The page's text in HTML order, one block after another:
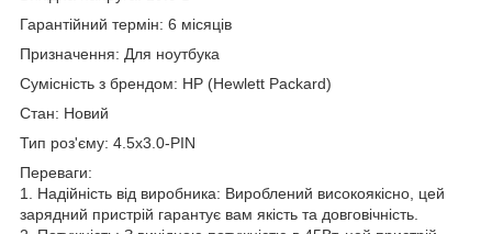
Гарантійний термін: 6 місяців
Призначення: Для ноутбука
Сумісність з брендом: HP (Hewlett Packard)
Стан: Новий
Тип роз'єму: 4.5х3.0-PIN
Переваги:
1. Надійність від виробника: Вироблений високоякісно, цей
зарядний пристрій гарантує вам якість та довговічність.